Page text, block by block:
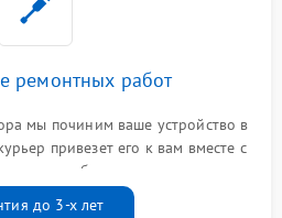
ремонтных работ
мы починим ваше устройство в
привезет его к вам вместе с
талоном бесплатно
до 3-х лет